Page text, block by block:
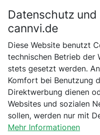
Startseite Malkmus Holistic
🏆 CBD Naturextrakt
Bitte bestätige dein
Bist du schon 18 Jahre
Datenschutz
cannvi.de
Diese Website benutzt
technischen Betrieb der
stets gesetzt werden.
Komfort bei Benutzung
Direktwerbung dienen
Websites und sozialen
sollen, werden nur mit
Mehr Informationen